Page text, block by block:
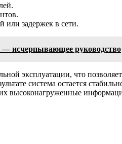
или задержек в сети.
— исчерпывающее руководство
эксплуатации, что
система остается
высоконагруженные